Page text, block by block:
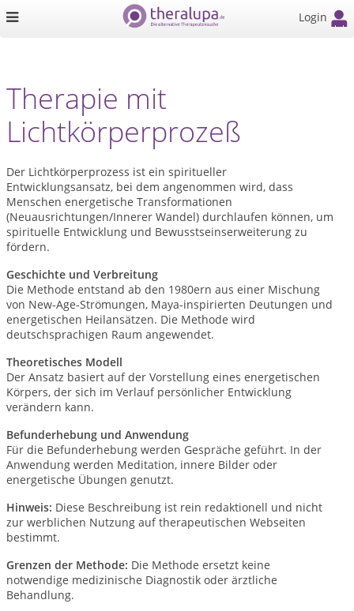
Login
Therapie mit
Lichtkörperprozeß
Der Lichtkörperprozess ist ein spiritueller
Entwicklungsansatz, bei dem angenommen wird, dass
Menschen energetische Transformationen
(Neuausrichtungen/Innerer Wandel) durchlaufen können, um
spirituelle Entwicklung und Bewusstseinserweiterung zu
fördern.
Geschichte und Verbreitung
Die Methode entstand ab den 1980ern aus einer Mischung
von New‑Age‑Strömungen, Maya‑inspirierten Deutungen und
energetischen Heilansätzen. Die Methode wird
deutschsprachigen Raum angewendet.
Theoretisches Modell
Der Ansatz basiert auf der Vorstellung eines energetischen
Körpers, der sich im Verlauf persönlicher Entwicklung
verändern kann.
Befunderhebung und Anwendung
Für die Befunderhebung werden Gespräche geführt. In der
Anwendung werden Meditation, innere Bilder oder
energetische Übungen genutzt.
Hinweis: Diese Beschreibung ist rein redaktionell und nicht
zur werblichen Nutzung auf therapeutischen Webseiten
bestimmt.
Grenzen der Methode: Die Methode ersetzt keine
notwendige medizinische Diagnostik oder ärztliche
Behandlung.